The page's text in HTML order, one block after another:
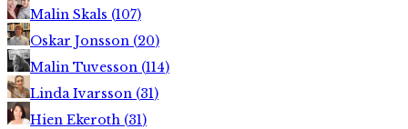
Malin Skals (107)
Oskar Jonsson (20)
Malin Tuvesson (114)
Linda Ivarsson (31)
Hien Ekeroth (31)